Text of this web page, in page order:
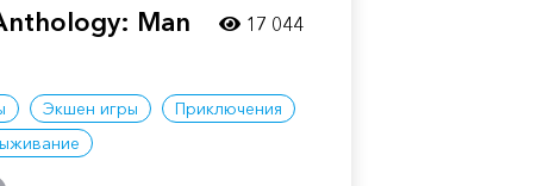
Man
Экшен игры
Приключения
17 044